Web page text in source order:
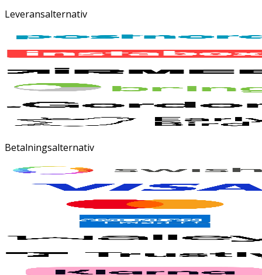
Leveransalternativ
Betalningsalternativ